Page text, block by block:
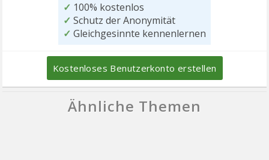
✓ 100% kostenlos
✓ Schutz der Anonymität
✓ Gleichgesinnte kennenlernen
Kostenloses Benutzerkonto erstellen
Ähnliche Themen